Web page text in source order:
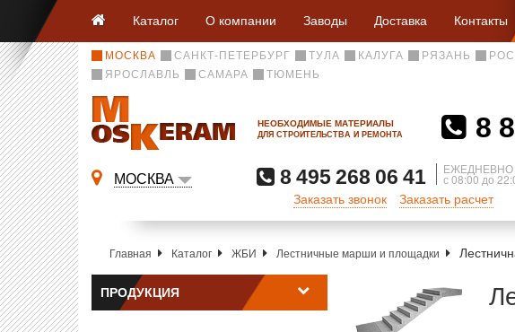
Каталог О компании Заводы Доставка Контакты
МОСКВА САНКТ-ПЕТЕРБУРГ ТУЛА КАЛУГА РЯЗАНЬ
ЯРОСЛАВЛЬ
САМАРА ТЮМЕНЬ
НЕОБХОДИМЫЕ МАТЕРИАЛЫ
ДЛЯ СТРОИТЕЛЬСТВА И РЕМОНТА 8
МОСКВА 8 495 268 06 41 ЕЖЕДНЕВНО
с 08:00 до
Заказать звонок Заказать расчет
Главная Каталог ЖБИ Лестничные марши и площадки
ПРОДУКЦИЯ